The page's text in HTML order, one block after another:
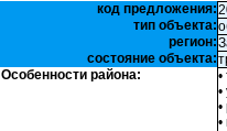
код предложения:
тип объекта:
регион:
состояние объекта:
Особенности района: